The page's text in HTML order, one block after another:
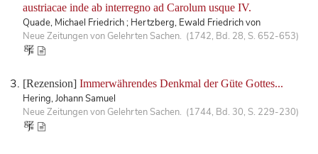
austriacae inde ab interregno ad Carolum usque IV.
Quade, Michael Friedrich ; Hertzberg, Ewald Friedrich von
Neue Zeitungen von Gelehrten Sachen. (1742, Bd. 28, S. 652-653)
[Rezension] Immerwährendes Denkmal der Güte Gottes...
Hering, Johann Samuel
Neue Zeitungen von Gelehrten Sachen. (1744, Bd. 30, S. 229-230)